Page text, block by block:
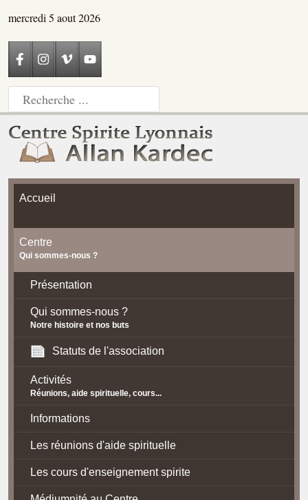
mercredi 5 aout 2026
Accueil
Centre
Qui sommes-nous ?
Présentation
Qui sommes-nous ?
Notre histoire et nos buts
Statuts de l'association
Activités
Réunions, aide spirituelle, cours...
Informations
Les réunions d'aide spirituelle
Les cours d'enseignement spirite